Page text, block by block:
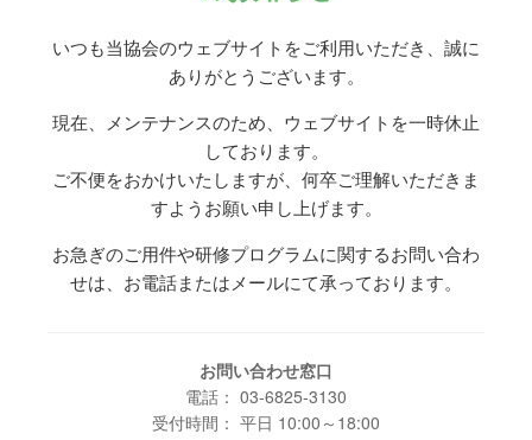
いつも当協会のウェブサイトをご利用いただき、誠に
ありがとうございます。
現在、メンテナンスのため、ウェブサイトを一時休止
しております。
ご不便をおかけいたしますが、何卒ご理解いただきま
すようお願い申し上げます。
お急ぎのご用件や研修プログラムに関するお問い合わ
せは、お電話またはメールにて承っております。
お問い合わせ窓口
電話： 03-6825-3130
受付時間： 平日 10:00～18:00